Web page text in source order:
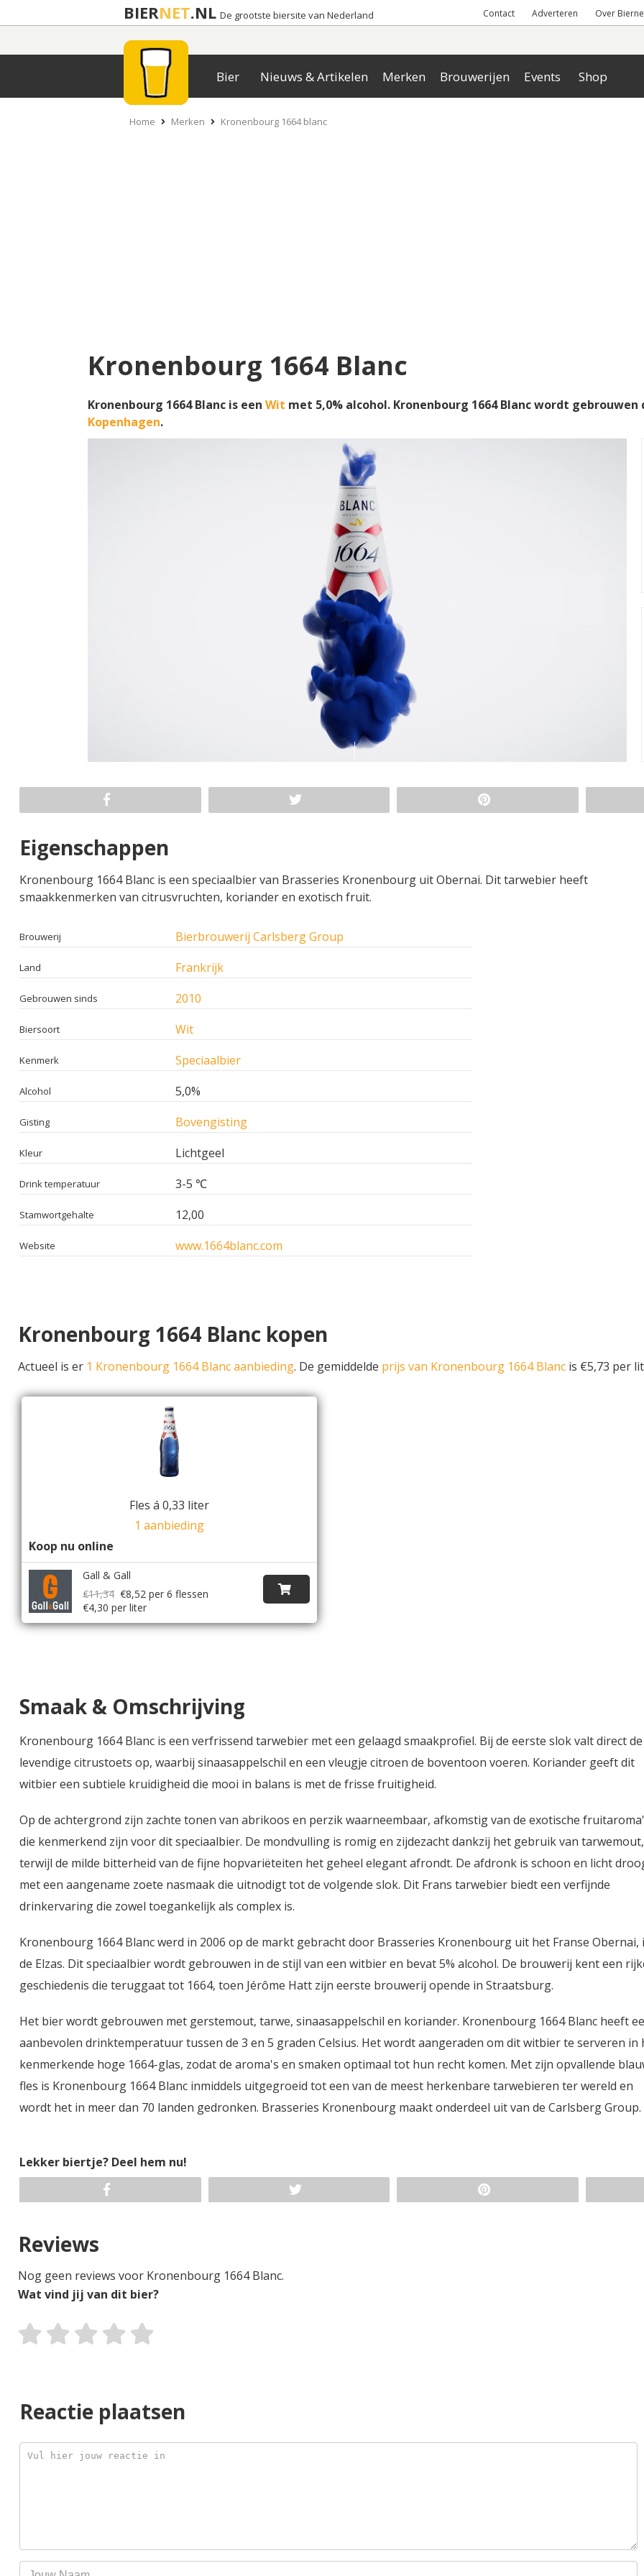
BIERNET.NL De grootste biersite van Nederland Contact Adverteren Over
Bier Nieuws & Artikelen Merken Brouwerijen Events Shop
Home Merken Kronenbourg 1664 blanc
Kronenbourg 1664 Blanc
Kronenbourg 1664 Blanc is een Wit met 5,0% alcohol. Kronenbourg 1664 Blanc wordt
Kopenhagen.
Eigenschappen
Kronenbourg 1664 Blanc is een speciaalbier van Brasseries Kronenbourg uit Obernai. Dit tarwebier heeft
smaakkenmerken van citrusvruchten, koriander en exotisch fruit.
Brouwerij Bierbrouwerij Carlsberg Group
Land Frankrijk
Gebrouwen sinds 2010
Biersoort Wit
Kenmerk Speciaalbier
Alcohol 5,0%
Gisting Bovengisting
Kleur Lichtgeel
Drink temperatuur 3-5 ℃
Stamwortgehalte 12,00
Website www.1664blanc.com
Kronenbourg 1664 Blanc kopen
Actueel is er 1 Kronenbourg 1664 Blanc aanbieding. De gemiddelde prijs van Kronenbourg 1664 Blanc is €5,73 per
Fles á 0,33 liter
1 aanbieding
Koop nu online
Gall & Gall
€11,34 €8,52 per 6 flessen
€4,30 per liter
Smaak & Omschrijving
Kronenbourg 1664 Blanc is een verfrissend tarwebier met een gelaagd smaakprofiel. Bij de eerste slok valt direct de
levendige citrustoets op, waarbij sinaasappelschil en een vleugje citroen de boventoon voeren. Koriander geeft dit
witbier een subtiele kruidigheid die mooi in balans is met de frisse fruitigheid.
Op de achtergrond zijn zachte tonen van abrikoos en perzik waarneembaar, afkomstig van de exotische
die kenmerkend zijn voor dit speciaalbier. De mondvulling is romig en zijdezacht dankzij het gebruik van tarwemout,
terwijl de milde bitterheid van de fijne hopvariëteiten het geheel elegant afrondt. De afdronk is schoon en licht
met een aangename zoete nasmaak die uitnodigt tot de volgende slok. Dit Frans tarwebier biedt een verfijnde
drinkervaring die zowel toegankelijk als complex is.
Kronenbourg 1664 Blanc werd in 2006 op de markt gebracht door Brasseries Kronenbourg uit het Franse Obernai,
de Elzas. Dit speciaalbier wordt gebrouwen in de stijl van een witbier en bevat 5% alcohol. De brouwerij kent een
geschiedenis die teruggaat tot 1664, toen Jérôme Hatt zijn eerste brouwerij opende in Straatsburg.
Het bier wordt gebrouwen met gerstemout, tarwe, sinaasappelschil en koriander. Kronenbourg 1664 Blanc heeft
aanbevolen drinktemperatuur tussen de 3 en 5 graden Celsius. Het wordt aangeraden om dit witbier te serveren in
kenmerkende hoge 1664-glas, zodat de aroma's en smaken optimaal tot hun recht komen. Met zijn opvallende
fles is Kronenbourg 1664 Blanc inmiddels uitgegroeid tot een van de meest herkenbare tarwebieren ter wereld en
wordt het in meer dan 70 landen gedronken. Brasseries Kronenbourg maakt onderdeel uit van de Carlsberg Group.
Lekker biertje? Deel hem nu!
Reviews
Nog geen reviews voor Kronenbourg 1664 Blanc.
Wat vind jij van dit bier?
Reactie plaatsen